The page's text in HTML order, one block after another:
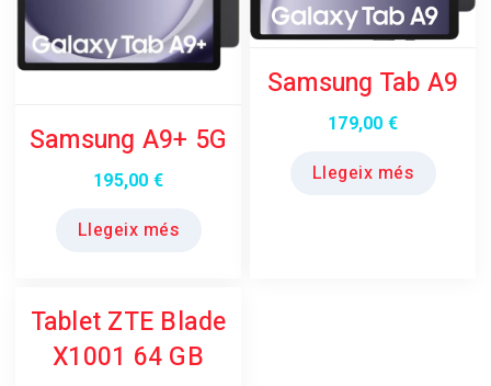
Samsung A9+ 5G
195,00 €
Llegeix més
Samsung Tab A9
179,00 €
Llegeix més
Tablet ZTE Blade
X1001 64 GB